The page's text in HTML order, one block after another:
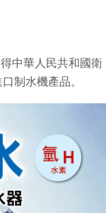
中華人民共和國衛
制水機產品。